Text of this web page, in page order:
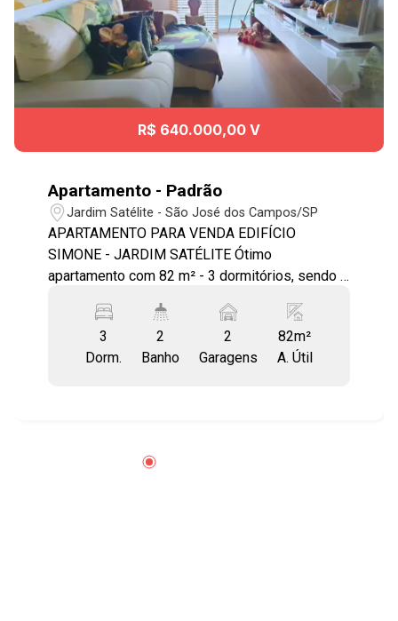
R$ 640.000,00 V
Apartamento - Padrão
Jardim Satélite - São José dos Campos/SP
APARTAMENTO PARA VENDA EDIFÍCIO
SIMONE - JARDIM SATÉLITE Ótimo
apartamento com 82 m² - 3 dormitórios, sendo 1
para 2 ambientes com rack, cozinha planejado,
área de serviço, 2 vagas de garagem no subsolo
- Lazer com piscina adulto e infantil, playground,
próximo do Vale Sul Shopping, bancos,
3
Dorm.
2
Banho
2
Garagens
82m²
A. Útil